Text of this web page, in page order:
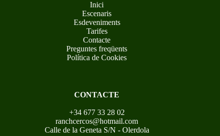
Inici
Escenaris
Esdeveniments
Tarifes
Contacte
Preguntes freqüents
Política de Cookies
CONTACTE
+34 677 33 28 02
ranchcercos@hotmail.com
Calle de la Geneta S/N - Olerdola